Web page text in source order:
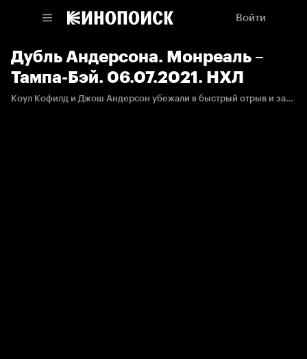
Войти
Дубль Андерсона. Монреаль –
Тампа-Бэй. 06.07.2021. НХЛ
Коул Кофилд и Джош Андерсон убежали в быстрый отрыв и забросили победную шайбу в овертайме.